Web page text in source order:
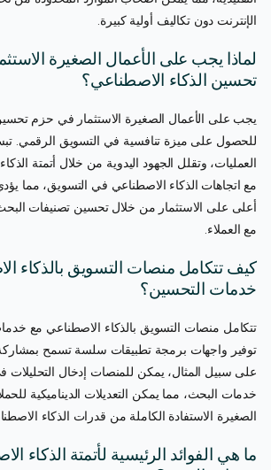
الإنترنت دون تكاليف أولية كبيرة.
لماذا يجب على الأعمال الصغيرة
تحسين الذكاء الاصطناعي؟
يجب على الأعمال الصغيرة الاستثمار في حزم
للحصول على ميزة تنافسية في التسويق الرقمي.
العمليات، وتقلل الجهود اليدوية من خلال أتمتة
مع اتجاهات الذكاء الاصطناعي في التسويق، مما
أعلى على الاستثمار من خلال تحسين تصنيفات
مع العملاء.
كيف تتكامل منصات التسويق بالذكاء
خدمات التحسين؟
تتكامل منصات التسويق بالذكاء الاصطناعي مع
توفير واجهات برمجة تطبيقات سلسة تسمح بمشاركة
على سبيل المثال، يمكن للمنصات إدخال التحليلات
خدمات البحث، مما يمكن التعديلات الديناميكية
الصغيرة الاستفادة الكاملة من قدرات الذكاء
ما هي الفوائد الرئيسية لأتمتة الذكاء